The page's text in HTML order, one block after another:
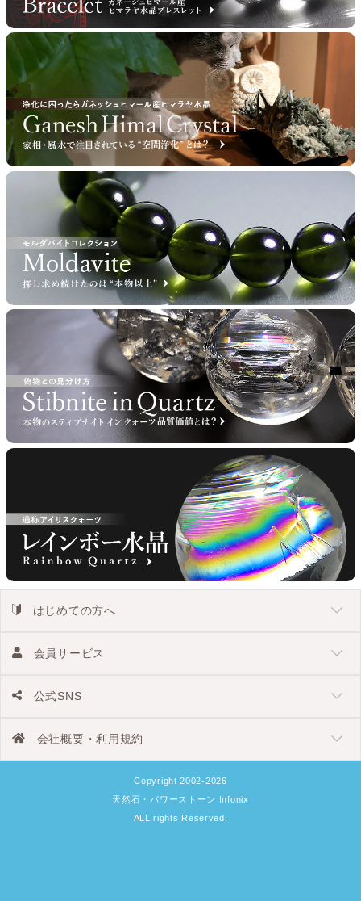
はじめての方へ
会員サービス
公式SNS
会社概要・利用規約
Copyright 2002-2026
天然石・パワーストーン Infonix
ALL rights Reserved.